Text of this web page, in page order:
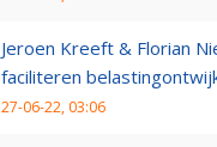
Jeroen Kreeft & Florian
faciliteren
27-06-22, 03:06